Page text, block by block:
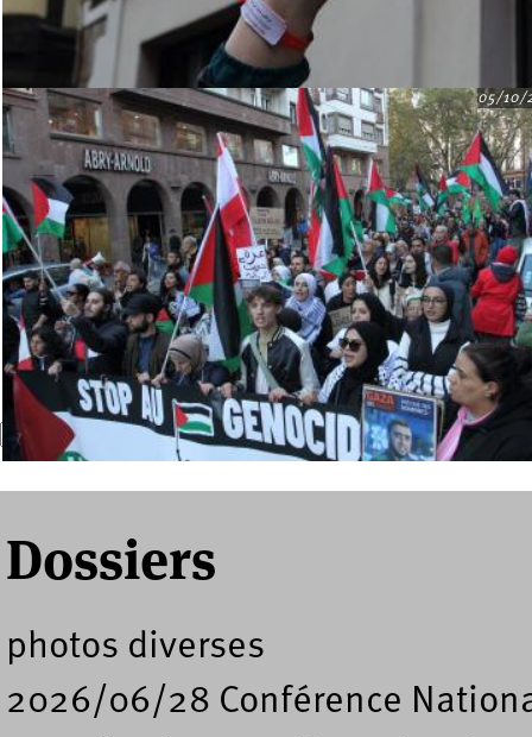
05/10/
Formulaire de recherche
Recherche
Dossiers
photos diverses
2026/06/28 Conférence